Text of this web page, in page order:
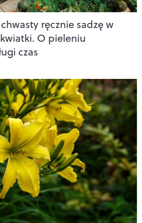
ręcznie sadzę w
O pieleniu
czas